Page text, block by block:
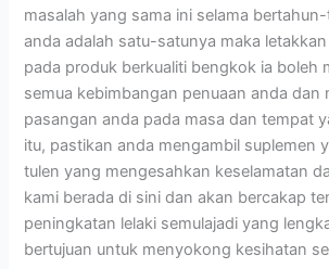
masalah yang sama ini selama
anda adalah satu-satunya maka
pada produk berkualiti bengkok ia boleh
semua kebimbangan penuaan anda dan
pasangan anda pada masa dan tempat
itu, pastikan anda mengambil suplemen
tulen yang mengesahkan keselamatan
kami berada di sini dan akan bercakap
peningkatan lelaki semulajadi yang
bertujuan untuk menyokong kesihatan